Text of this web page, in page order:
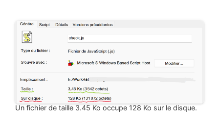
Un fichier de taille 3.45 Ko occupe 128 Ko sur le disque.